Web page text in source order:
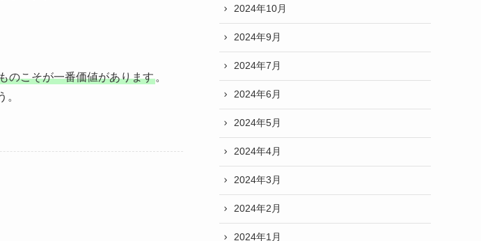
のこそが一番価値があります 。
2024年10月
2024年9月
2024年7月
2024年6月
2024年5月
2024年4月
2024年3月
2024年2月
2024年1月